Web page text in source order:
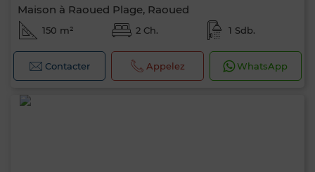
Maison à Raoued Plage, Raoued
150 m² 2 Ch. 1 Sdb.
Contacter Appelez WhatsApp